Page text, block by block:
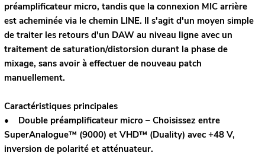
préamplificateur micro, tandis que la connexion MIC arrière
est acheminée via le chemin LINE. Il s'agit d'un moyen simple
de traiter les retours d'un DAW au niveau ligne avec un
traitement de saturation/distorsion durant la phase de
mixage, sans avoir à effectuer de nouveau patch
manuellement.
Caractéristiques principales
• Double préamplificateur micro – Choisissez entre
SuperAnalogue™ (9000) et VHD™ (Duality) avec +48 V,
inversion de polarité et atténuateur.